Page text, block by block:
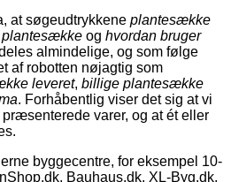
at søgeudtrykkene plantesække
plantesække og hvordan bruger
almindelige, og som følge
af robotten nøjagtig som
leveret, billige plantesække
. Forhåbentlig viser det sig at vi
varer, og at ét eller
byggecentre, for eksempel 10-
Bauhaus.dk, XL-Byg.dk,